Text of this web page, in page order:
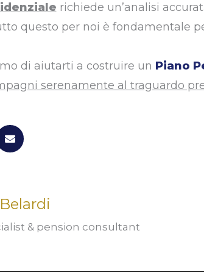
richiede un’analisi
questo per noi è fondamentale
di aiutarti a costruire un Piano
serenamente al traguardo
& pension consultant